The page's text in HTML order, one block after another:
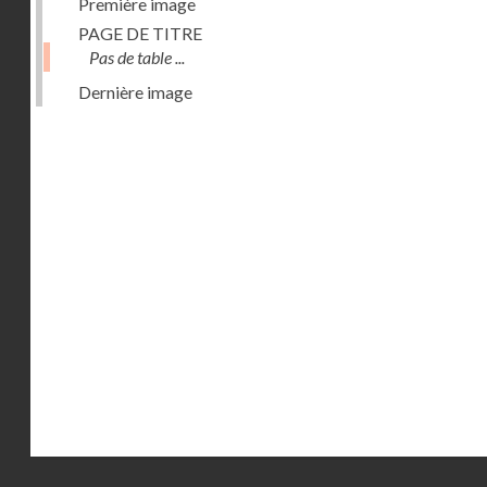
PAGE DE TITRE
Pas de table ...
Dernière image